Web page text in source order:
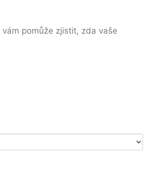
pomůže zjistit, zda vaše